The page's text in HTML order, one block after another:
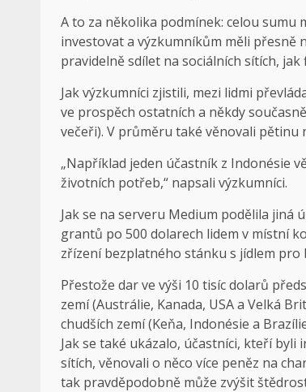
A to za několika podmínek: celou
investovat a výzkumníkům měli přesně
pravidelně sdílet na sociálních sítích, jak
Jak výzkumníci zjistili, mezi lidmi
ve prospěch ostatních a někdy
večeři). V průměru také věnovali
„Například jeden účastník z Indonésie
životních potřeb,“ napsali výzkumníci.
Jak se na serveru Medium podělila jiná
grantů po 500 dolarech lidem v místní
zřízení bezplatného stánku s jídlem pro
Přestože dar ve výši 10 tisíc dolarů
zemí (Austrálie, Kanada, USA a Velká
chudších zemí (Keňa, Indonésie a
Jak se také ukázalo, účastníci, kteří
sítích, věnovali o něco více peněz na
tak pravděpodobně může zvýšit